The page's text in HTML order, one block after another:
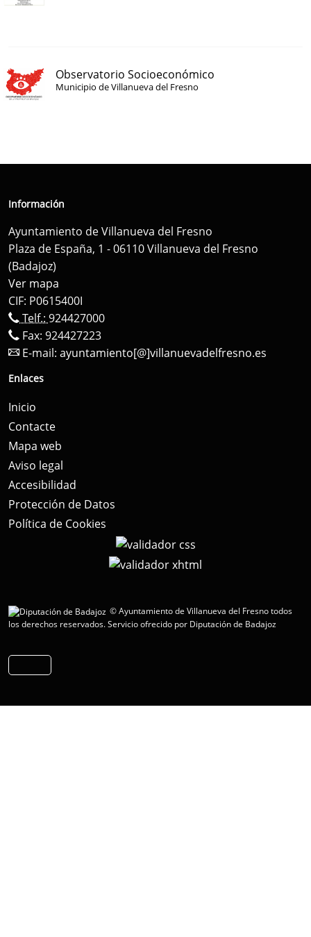
Observatorio Socioeconómico
Municipio de Villanueva del Fresno
Información
Ayuntamiento de Villanueva del Fresno
Plaza de España, 1 - 06110 Villanueva del Fresno
(Badajoz)
Ver mapa
CIF: P0615400I
Telf.: 924427000
Fax: 924427223
E-mail: ayuntamiento[@]villanuevadelfresno.es
Enlaces
Inicio
Contacte
Mapa web
Aviso legal
Accesibilidad
Protección de Datos
Política de Cookies
© Ayuntamiento de Villanueva del Fresno todos
los derechos reservados.Servicio ofrecido por Diputación de Badajoz